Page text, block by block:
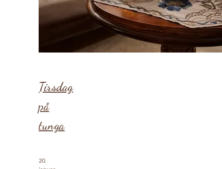
Tirsdag
på
tunga
20.